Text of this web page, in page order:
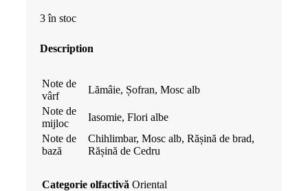
98.99 lei.
3 în stoc
Description
Note de
vârf
Lămâie, Șofran, Mosc alb
Note de
mijloc
Iasomie, Flori albe
Note de
bază
Chihlimbar, Mosc alb, Rășină de brad,
Rășină de Cedru
Categorie olfactivă Oriental